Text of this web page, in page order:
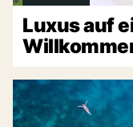
Luxus auf